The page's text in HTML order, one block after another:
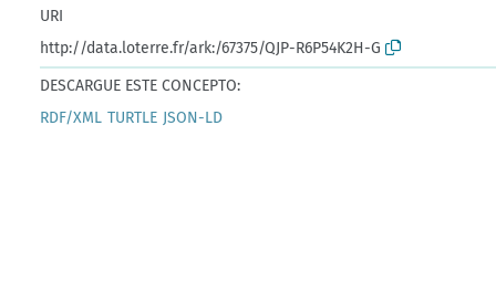
URI
http://data.loterre.fr/ark:/67375/QJP-R6P54K2H-G
DESCARGUE ESTE CONCEPTO:
RDF/XML TURTLE JSON-LD